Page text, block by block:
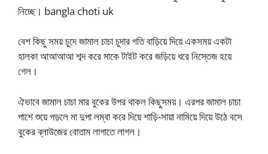
নিচ্ছে। bangla choti uk
বেশ কিছু সময় চুদে জামাল চাচা চুদার গতি বাড়িয়ে দিয়ে একসময় একটা
হালকা আআআআ শব্দ করে মাকে টাইট করে জড়িয়ে ধরে নিস্তেজ হয়ে
গেল।
ঐভাবে জামাল চাচা মার বুকের উপর থাকল কিছুসময়। এরপর জামাল চাচা
পাশে শুয়ে পড়লে মা দুপা লম্বা করে দিয়ে শাড়ি-সায়া নামিয়ে দিয়ে উঠে বসে
বুকের ব্লাউজের বোতাম লাগাতে লাগল।